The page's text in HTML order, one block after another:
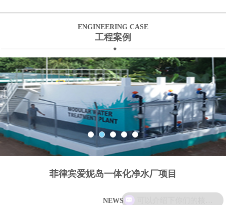
ENGINEERING CASE
工程案例
菲律宾爱妮岛一体化净水厂项目
NEWS